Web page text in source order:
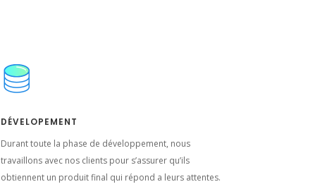
DÉVELOPEMENT
Durant toute la phase de développement, nous
travaillons avec nos clients pour s’assurer qu’ils
obtiennent un produit final qui répond a leurs attentes.